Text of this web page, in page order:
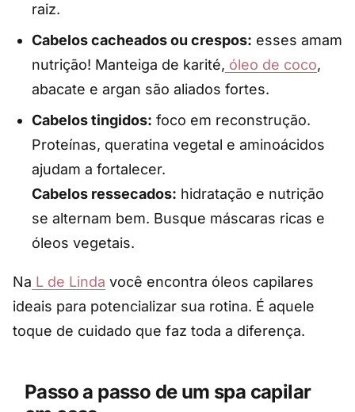
raiz.
Cabelos cacheados ou crespos: esses amam
nutrição! Manteiga de karité, óleo de coco,
abacate e argan são aliados fortes.
Cabelos tingidos: foco em reconstrução.
Proteínas, queratina vegetal e aminoácidos
ajudam a fortalecer.
Cabelos ressecados: hidratação e nutrição
se alternam bem. Busque máscaras ricas e
óleos vegetais.
Na L de Linda você encontra óleos capilares
ideais para potencializar sua rotina. É aquele
toque de cuidado que faz toda a diferença.
Passo a passo de um spa capilar